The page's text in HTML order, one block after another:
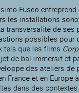
Fusco entreprend
les installations
transversalité de ses
possibles pour
tels que les films
de bal immersif et
des ateliers de
France et en Europe
dans des